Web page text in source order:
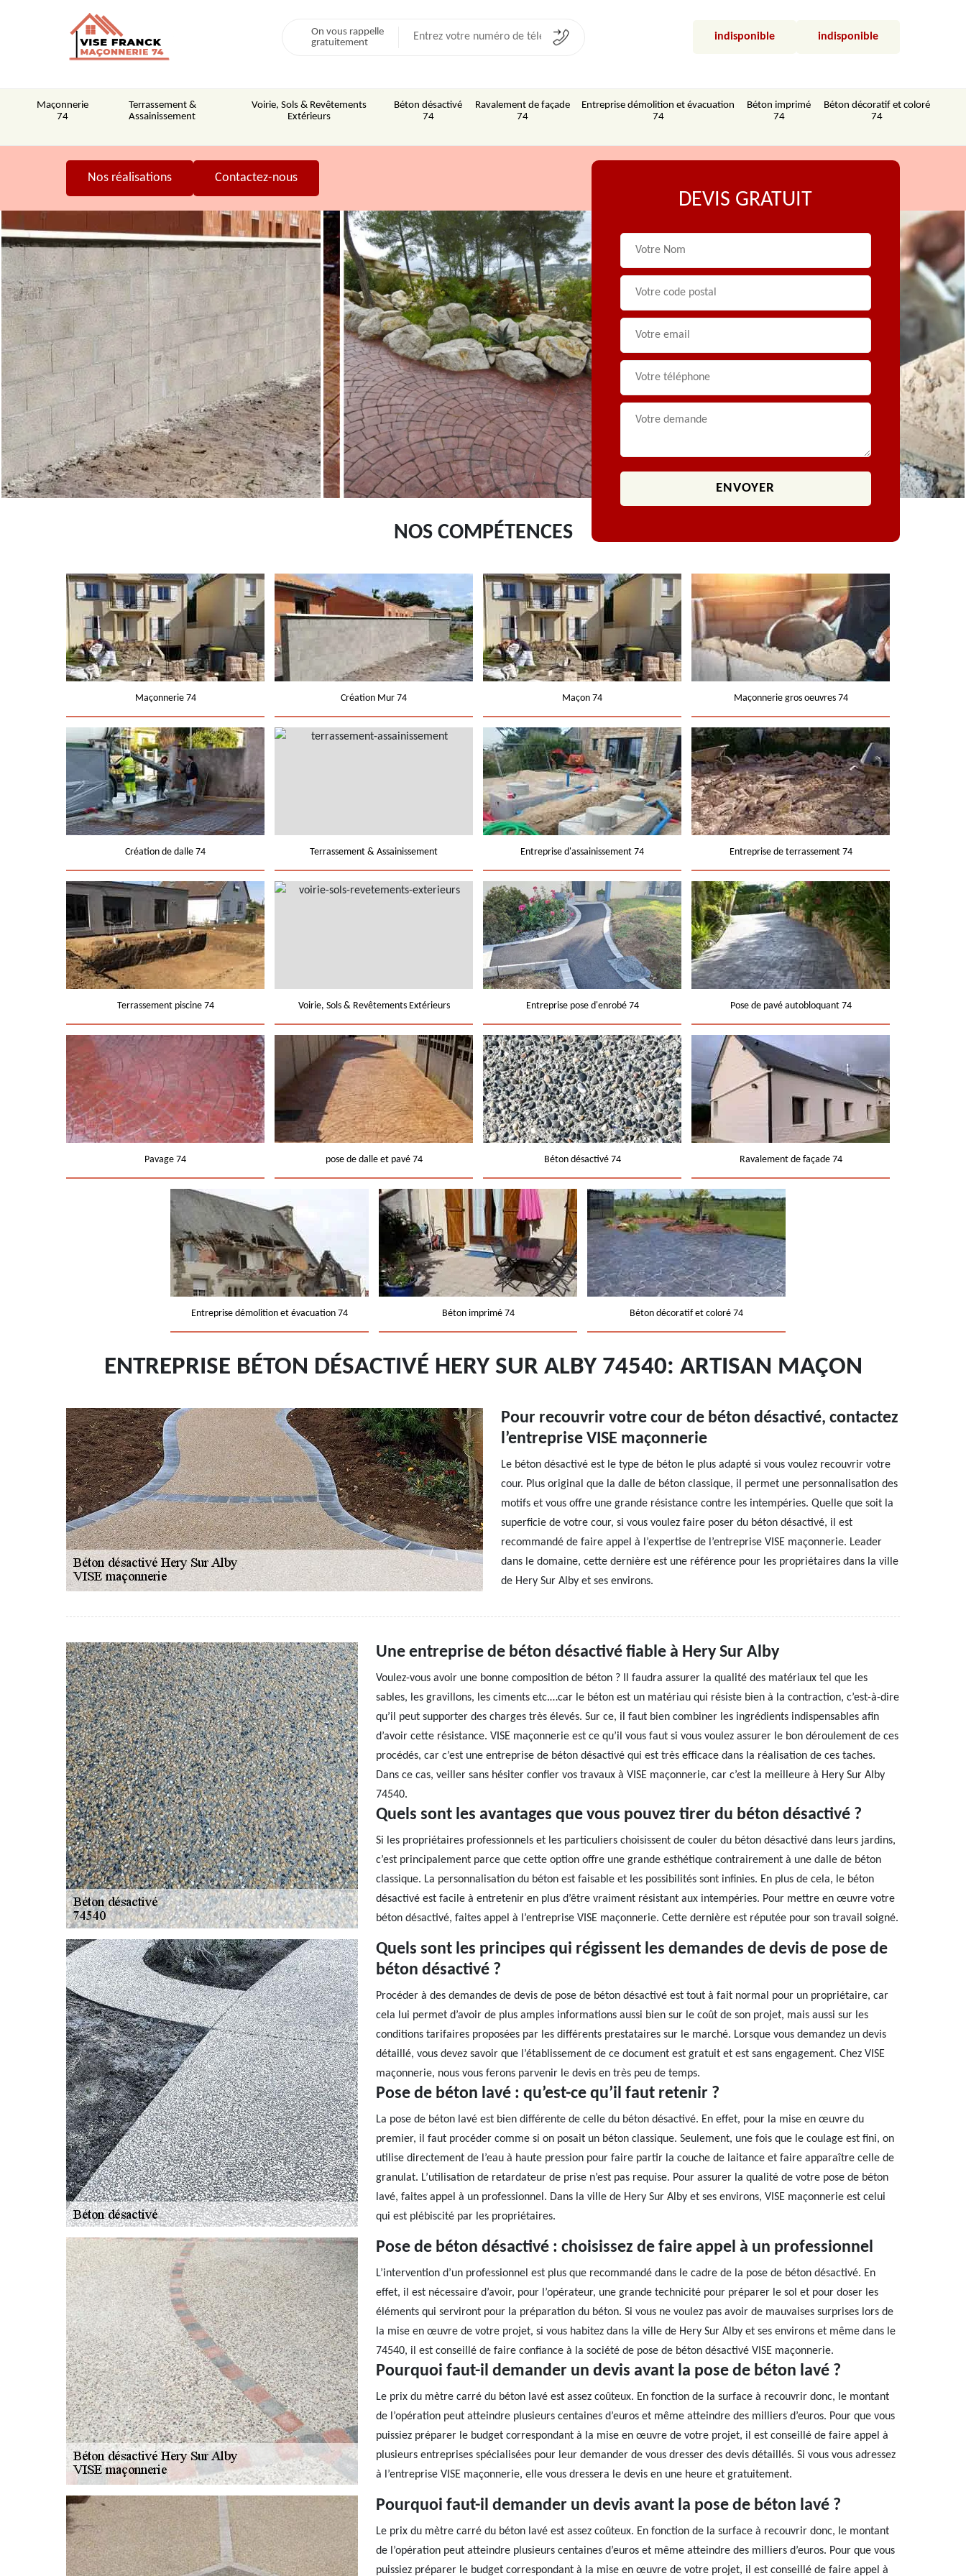
On vous rappelle
gratuitement
indisponible indisponible
Maçonnerie
74
Terrassement &
Assainissement
Voirie, Sols & Revêtements
Extérieurs
Béton désactivé
74
Ravalement de façade
74
Entreprise démolition et évacuation
74
Béton imprimé
74
Béton décoratif et coloré
74
Nos réalisations Contactez-nous
DEVIS GRATUIT
NOS COMPÉTENCES
Maçonnerie 74 Création Mur 74 Maçon 74 Maçonnerie gros oeuvres 74
Création de dalle 74 Terrassement & Assainissement Entreprise d'assainissement 74 Entreprise de terrassement 74
Terrassement piscine 74 Voirie, Sols & Revêtements Extérieurs Entreprise pose d'enrobé 74 Pose de pavé autobloquant 74
Pavage 74 pose de dalle et pavé 74 Béton désactivé 74 Ravalement de façade 74
Entreprise démolition et évacuation 74 Béton imprimé 74 Béton décoratif et coloré 74
ENTREPRISE BÉTON DÉSACTIVÉ HERY SUR ALBY 74540: ARTISAN MAÇON
Pour recouvrir votre cour de béton désactivé, contactez
l’entreprise VISE maçonnerie
Le béton désactivé est le type de béton le plus adapté si vous voulez recouvrir votre
cour. Plus original que la dalle de béton classique, il permet une personnalisation des
motifs et vous offre une grande résistance contre les intempéries. Quelle que soit la
superficie de votre cour, si vous voulez faire poser du béton désactivé, il est
recommandé de faire appel à l’expertise de l’entreprise VISE maçonnerie. Leader
dans le domaine, cette dernière est une référence pour les propriétaires dans la ville
de Hery Sur Alby et ses environs.
Une entreprise de béton désactivé fiable à Hery Sur Alby
Voulez-vous avoir une bonne composition de béton ? Il faudra assurer la qualité des matériaux tel que les
sables, les gravillons, les ciments etc.…car le béton est un matériau qui résiste bien à la contraction, c’est-à-dire
qu’il peut supporter des charges très élevés. Sur ce, il faut bien combiner les ingrédients indispensables afin
d’avoir cette résistance. VISE maçonnerie est ce qu’il vous faut si vous voulez assurer le bon déroulement de ces
procédés, car c’est une entreprise de béton désactivé qui est très efficace dans la réalisation de ces taches.
Dans ce cas, veiller sans hésiter confier vos travaux à VISE maçonnerie, car c’est la meilleure à Hery Sur Alby
74540.
Quels sont les avantages que vous pouvez tirer du béton désactivé ?
Si les propriétaires professionnels et les particuliers choisissent de couler du béton désactivé dans leurs jardins,
c’est principalement parce que cette option offre une grande esthétique contrairement à une dalle de béton
classique. La personnalisation du béton est faisable et les possibilités sont infinies. En plus de cela, le béton
désactivé est facile à entretenir en plus d’être vraiment résistant aux intempéries. Pour mettre en œuvre votre
béton désactivé, faites appel à l’entreprise VISE maçonnerie. Cette dernière est réputée pour son travail soigné.
Quels sont les principes qui régissent les demandes de devis de pose de
béton désactivé ?
Procéder à des demandes de devis de pose de béton désactivé est tout à fait normal pour un propriétaire, car
cela lui permet d’avoir de plus amples informations aussi bien sur le coût de son projet, mais aussi sur les
conditions tarifaires proposées par les différents prestataires sur le marché. Lorsque vous demandez un devis
détaillé, vous devez savoir que l’établissement de ce document est gratuit et est sans engagement. Chez VISE
maçonnerie, nous vous ferons parvenir le devis en très peu de temps.
Pose de béton lavé : qu’est-ce qu’il faut retenir ?
La pose de béton lavé est bien différente de celle du béton désactivé. En effet, pour la mise en œuvre du
premier, il faut procéder comme si on posait un béton classique. Seulement, une fois que le coulage est fini, on
utilise directement de l’eau à haute pression pour faire partir la couche de laitance et faire apparaître celle de
granulat. L’utilisation de retardateur de prise n’est pas requise. Pour assurer la qualité de votre pose de béton
lavé, faites appel à un professionnel. Dans la ville de Hery Sur Alby et ses environs, VISE maçonnerie est celui
qui est plébiscité par les propriétaires.
Pose de béton désactivé : choisissez de faire appel à un professionnel
L’intervention d’un professionnel est plus que recommandé dans le cadre de la pose de béton désactivé. En
effet, il est nécessaire d’avoir, pour l’opérateur, une grande technicité pour préparer le sol et pour doser les
éléments qui serviront pour la préparation du béton. Si vous ne voulez pas avoir de mauvaises surprises lors de
la mise en œuvre de votre projet, si vous habitez dans la ville de Hery Sur Alby et ses environs et même dans le
74540, il est conseillé de faire confiance à la société de pose de béton désactivé VISE maçonnerie.
Pourquoi faut-il demander un devis avant la pose de béton lavé ?
Le prix du mètre carré du béton lavé est assez coûteux. En fonction de la surface à recouvrir donc, le montant
de l’opération peut atteindre plusieurs centaines d’euros et même atteindre des milliers d’euros. Pour que vous
puissiez préparer le budget correspondant à la mise en œuvre de votre projet, il est conseillé de faire appel à
plusieurs entreprises spécialisées pour leur demander de vous dresser des devis détaillés. Si vous vous adressez
à l’entreprise VISE maçonnerie, elle vous dressera le devis en une heure et gratuitement.
Pourquoi faut-il demander un devis avant la pose de béton lavé ?
Le prix du mètre carré du béton lavé est assez coûteux. En fonction de la surface à recouvrir donc, le montant
de l’opération peut atteindre plusieurs centaines d’euros et même atteindre des milliers d’euros. Pour que vous
puissiez préparer le budget correspondant à la mise en œuvre de votre projet, il est conseillé de faire appel à